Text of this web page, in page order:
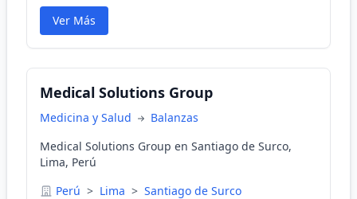
Ver Más
Medical Solutions Group
Medicina y Salud
Balanzas
Medical Solutions Group en Santiago de Surco,
Lima, Perú
Perú > Lima > Santiago de Surco